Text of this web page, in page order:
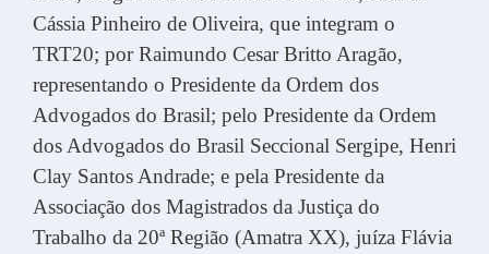
Cássia Pinheiro de Oliveira, que integram o
TRT20; por Raimundo Cesar Britto Aragão,
representando o Presidente da Ordem dos
Advogados do Brasil; pelo Presidente da Ordem
dos Advogados do Brasil Seccional Sergipe, Henri
Clay Santos Andrade; e pela Presidente da
Associação dos Magistrados da Justiça do
Trabalho da 20ª Região (Amatra XX), juíza Flávia